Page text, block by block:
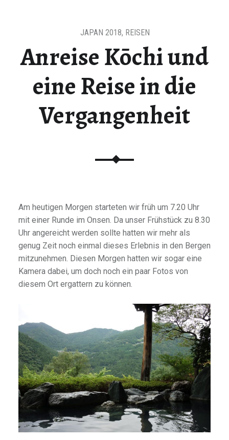
Anreise Kōchi und
eine Reise in die
Vergangenheit
JAPAN 2018, REISEN
Am heutigen Morgen starteten wir früh um 7.20 Uhr
mit einer Runde im Onsen. Da unser Frühstück zu 8.30
Uhr angereicht werden sollte hatten wir mehr als
genug Zeit noch einmal dieses Erlebnis in den Bergen
mitzunehmen. Diesen Morgen hatten wir sogar eine
Kamera dabei, um doch noch ein paar Fotos von
diesem Ort ergattern zu können.